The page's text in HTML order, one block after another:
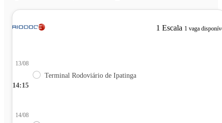
1 Escala 1 vaga
14:15
13/08
Terminal Rodoviário de Ipatinga
14/08